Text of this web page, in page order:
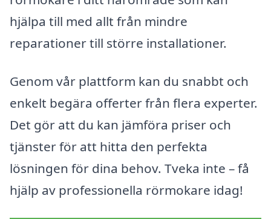
hjälpa till med allt från mindre
reparationer till större installationer.
Genom vår plattform kan du snabbt och
enkelt begära offerter från flera experter.
Det gör att du kan jämföra priser och
tjänster för att hitta den perfekta
lösningen för dina behov. Tveka inte – få
hjälp av professionella rörmokare idag!